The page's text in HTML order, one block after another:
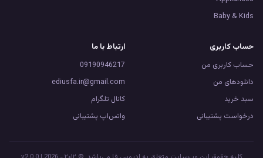
Baby & Kids
حساب کاربری
حساب کاربری من
دانلود‌های من
سبد خرید
درخواست پشتیبانی
ارتباط با ما
09190946217
ediusfa.ir@gmail.com
کانال تلگرام
واتس‌اپ پشتیبانی